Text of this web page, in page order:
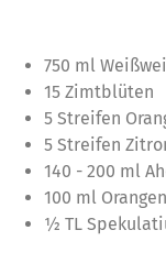
750 ml
15 Zimtblüten
5 Streifen
5 Streifen
140 - 200 ml
100 ml
½ TL